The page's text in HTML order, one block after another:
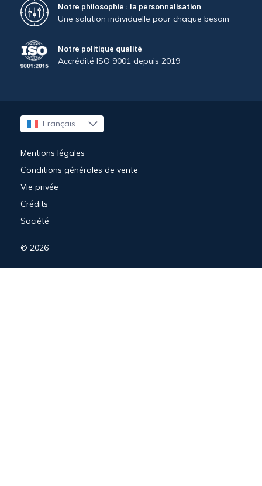
Notre philosophie : la personnalisation
Une solution individuelle pour chaque besoin
Notre politique qualité
Accrédité ISO 9001 depuis 2019
Français
English
Mentions légales
Conditions générales de vente
Vie privée
Crédits
Société
© 2026